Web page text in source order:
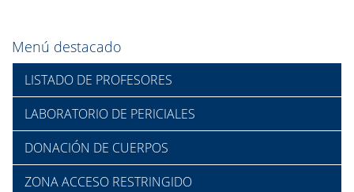
Menú destacado
LISTADO DE PROFESORES
LABORATORIO DE PERICIALES
DONACIÓN DE CUERPOS
ZONA ACCESO RESTRINGIDO